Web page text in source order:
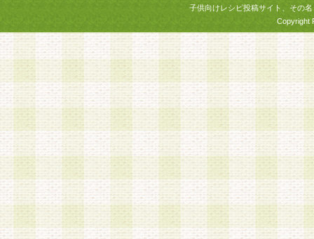
子供向けレシピ投稿サイト、その
Copyright